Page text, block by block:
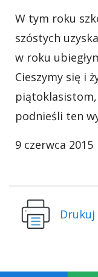
W tym roku
szóstych
w roku
Cieszymy się i
piątoklasistom,
podnieśli ten
9 czerwca 2015
Drukuj